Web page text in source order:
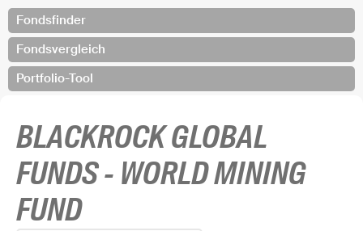
Fondsfinder
Fondsvergleich
Portfolio-Tool
BLACKROCK GLOBAL
FUNDS - WORLD MINING
FUND